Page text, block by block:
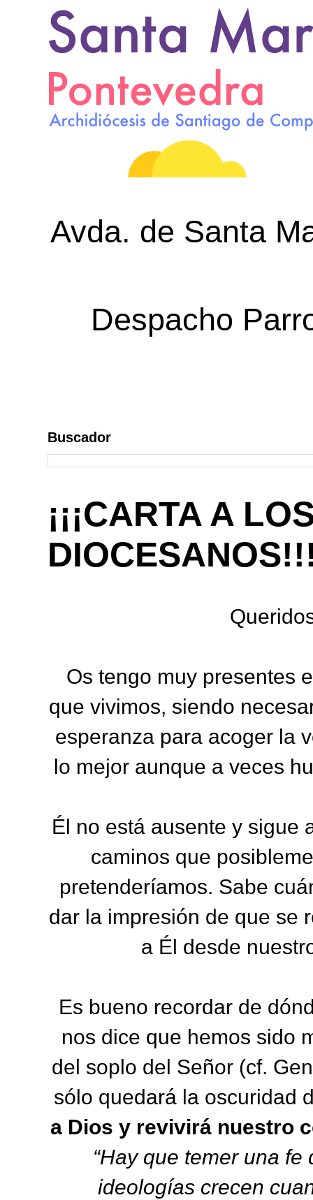
Avda. de Santa
Despacho
Buscador
¡¡¡CARTA A
Os tengo muy presentes
que vivimos, siendo
esperanza para acoger la
lo mejor aunque a veces
Él no está ausente y sigue
caminos que
pretenderíamos. Sabe
dar la impresión de que se
a Él desde
Es bueno recordar de
nos dice que hemos sido
del soplo del Señor (cf.
sólo quedará la oscuridad
a Dios y revivirá nuestro
“Hay que temer una
ideologías crecen